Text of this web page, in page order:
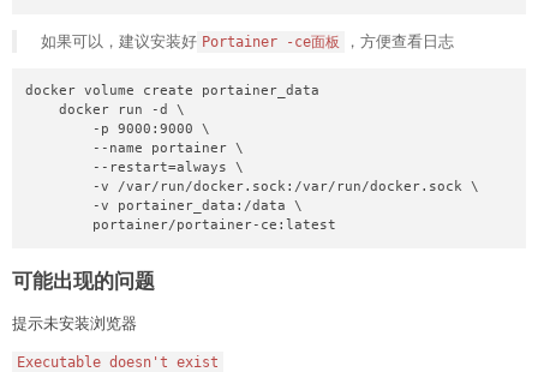
"keywords": ["starting account", "select
        }
    }
如果可以，建议安装好 Portainer -ce面板 ，方便查看日志
docker volume create portainer_data
    docker run -d \
        -p 9000:9000 \
        --name portainer \
        --restart=always \
        -v /var/run/docker.sock:/var/run/docker.sock \
        -v portainer_data:/data \
        portainer/portainer-ce:latest
可能出现的问题
提示未安装浏览器
Executable doesn't exist